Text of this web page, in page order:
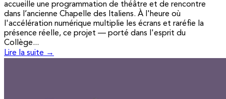
accueille une programmation de théâtre et de rencontre
dans l’ancienne Chapelle des Italiens. À l'heure où
l'accélération numérique multiplie les écrans et raréfie la
présence réelle, ce projet — porté dans l'esprit du
Collège...
Lire la suite →